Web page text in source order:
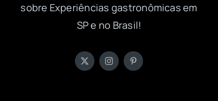
sobre Experiências gastronômicas em
SP e no Brasil!